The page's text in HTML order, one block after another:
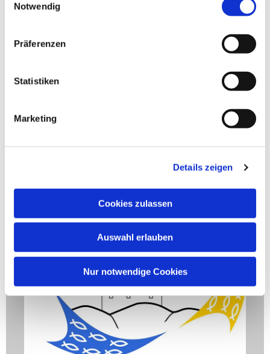
Notwendig
Präferenzen
Statistiken
Marketing
Details zeigen
Cookies zulassen
Auswahl erlauben
Nur notwendige Cookies
zentralespfarrbuero.grossentaft@